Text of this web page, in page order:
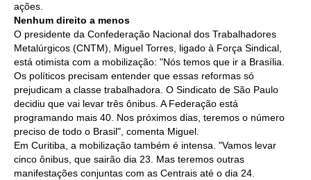
PISO SALARIAL
FIQUE POR DENTRO
OPORTUNIDADES
APRESENTAÇÃO
EMPREGO E ESTÁGIO
CARREIRA
ações.
Nenhum direito a menos
O presidente da Confederação Nacional dos Trabalhadores
Metalúrgicos (CNTM), Miguel Torres, ligado à Força Sindical,
está otimista com a mobilização: "Nós temos que ir a Brasília.
Os políticos precisam entender que essas reformas só
prejudicam a classe trabalhadora. O Sindicato de São Paulo
decidiu que vai levar três ônibus. A Federação está
programando mais 40. Nos próximos dias, teremos o número
preciso de todo o Brasil", comenta Miguel.
Em Curitiba, a mobilização também é intensa. "Vamos levar
cinco ônibus, que sairão dia 23. Mas teremos outras
manifestações conjuntas com as Centrais até o dia 24.